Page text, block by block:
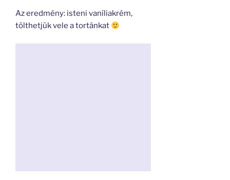
Az eredmény: isteni vaníliakrém,
tölthetjük vele a tortánkat